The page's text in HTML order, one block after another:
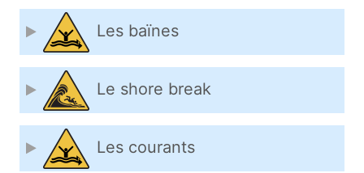
Les baïnes
Le shore break
Les courants